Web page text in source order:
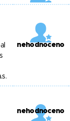
nehodnoceno
nehodnoceno